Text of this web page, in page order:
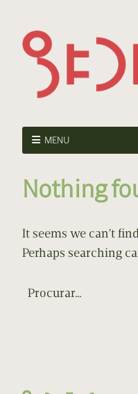
MENU
Nothing
It seems we can’t
Perhaps searching